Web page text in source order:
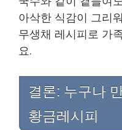
아삭한 식감이 그리
무생채 레시피로 가
요.
결론: 누구나
황금레시피